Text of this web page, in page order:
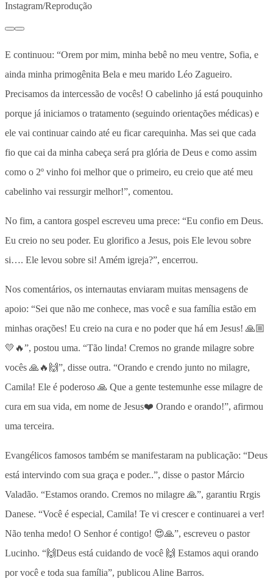
Instagram/Reprodução
E continuou: “Orem por mim, minha bebê no meu ventre, Sofia, e
ainda minha primogênita Bela e meu marido Léo Zagueiro.
Precisamos da intercessão de vocês! O cabelinho já está pouquinho
porque já iniciamos o tratamento (seguindo orientações médicas) e
ele vai continuar caindo até eu ficar carequinha. Mas sei que cada
fio que cai da minha cabeça será pra glória de Deus e como assim
como o 2º vinho foi melhor que o primeiro, eu creio que até meu
cabelinho vai ressurgir melhor!”, comentou.
No fim, a cantora gospel escreveu uma prece: “Eu confio em Deus.
Eu creio no seu poder. Eu glorifico a Jesus, pois Ele levou sobre
si…. Ele levou sobre si! Amém igreja?”, encerrou.
Nos comentários, os internautas enviaram muitas mensagens de
apoio: “Sei que não me conhece, mas você e sua família estão em
minhas orações! Eu creio na cura e no poder que há em Jesus! 🙏🏼
💛🔥”, postou uma. “Tão linda! Cremos no grande milagre sobre
vocês 🙏🔥🙌”, disse outra. “Orando e crendo junto no milagre,
Camila! Ele é poderoso 🙏 Que a gente testemunhe esse milagre de
cura em sua vida, em nome de Jesus❤️ Orando e orando!”, afirmou
uma terceira.
Evangélicos famosos também se manifestaram na publicação: “Deus
está intervindo com sua graça e poder..”, disse o pastor Márcio
Valadão. “Estamos orando. Cremos no milagre 🙏”, garantiu Rrgis
Danese. “Você é especial, Camila! Te vi crescer e continuarei a ver!
Não tenha medo! O Senhor é contigo! 😍🙏”, escreveu o pastor
Lucinho. “🙌Deus está cuidando de você 🙌 Estamos aqui orando
por você e toda sua família”, publicou Aline Barros.